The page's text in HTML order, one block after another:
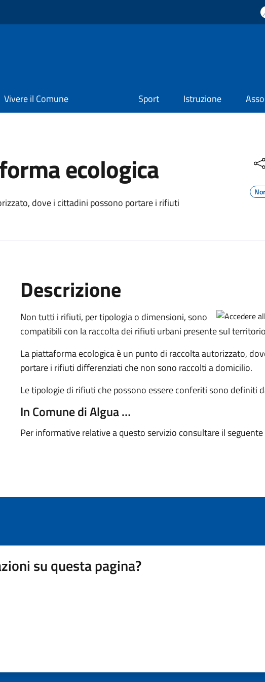
Vivere il Comune Sport Istruzione
ecologica
dove i cittadini possono portare i rifiuti
Descrizione
Non tutti i rifiuti, per tipologia o dimensioni, sono
compatibili con la raccolta dei rifiuti urbani presente sul
La piattaforma ecologica è un punto di raccolta autorizzato,
portare i rifiuti differenziati che non sono raccolti a domicilio.
Le tipologie di rifiuti che possono essere conferiti sono definiti
In Comune di Algua …
Per informative relative a questo servizio consultare il seguente
su questa pagina?